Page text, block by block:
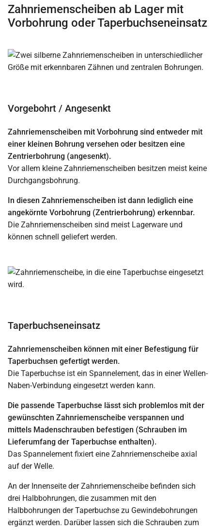
Zahnriemenscheiben ab Lager mit
Vorbohrung oder Taperbuchseneinsatz
Vorgebohrt / Angesenkt
Zahnriemenscheiben mit Vorbohrung sind entweder mit
einer kleinen Bohrung versehen oder besitzen eine
Zentrierbohrung (angesenkt).
Vor allem kleine Zahnriemenscheiben besitzen meist keine
Durchgangsbohrung.
In diesen Zahnriemenscheiben ist dann lediglich eine
angekörnte Vorbohrung (Zentrierbohrung) erkennbar.
Die Zahnriemenscheiben sind meist Lagerware und
können schnell geliefert werden.
Taperbuchseneinsatz
Zahnriemenscheiben können mit einer Befestigung für
Taperbuchsen gefertigt werden.
Die Taperbuchse ist ein Spannelement, das in einer Wellen-
Naben-Verbindung eingesetzt werden kann.
Die passende Taperbuchse lässt sich problemlos mit der
gewünschten Zahnriemenscheibe verspannen und
mittels Madenschrauben befestigen (Schrauben im
Lieferumfang der Taperbuchse enthalten).
Das Spannelement fixiert eine Zahnriemenscheibe axial
auf der Welle.
An der Innenseite der Zahnriemenscheibe befinden sich
drei Halbbohrungen, die zusammen mit den
Halbbohrungen der Taperbuchse zu Gewindebohrungen
ergänzt werden. Darüber lassen sich die Schrauben zum